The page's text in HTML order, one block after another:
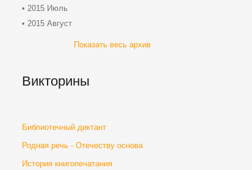
2015 Июль
2015 Август
Показать весь архив
Викторины
Библиотечный диктант
Родная речь - Отечеству основа
История книгопечатания